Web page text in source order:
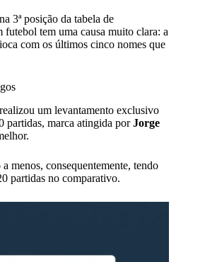
3ª posição da tabela de
futebol tem uma causa muito clara: a
com os últimos cinco nomes que
realizou um levantamento exclusivo
partidas, marca atingida porJorge
menos, consequentemente, tendo
partidas no comparativo.